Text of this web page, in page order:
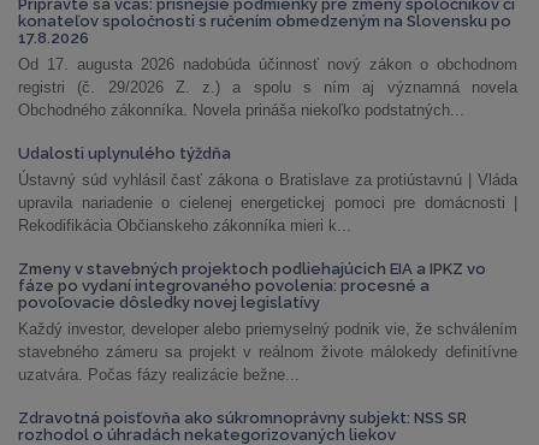
Pripravte sa včas: prísnejšie podmienky pre zmeny spoločníkov či
konateľov spoločnosti s ručením obmedzeným na Slovensku po
17.8.2026
Od 17. augusta 2026 nadobúda účinnosť nový zákon o obchodnom
registri (č. 29/2026 Z. z.) a spolu s ním aj významná novela
Obchodného zákonníka. Novela prináša niekoľko podstatných...
Udalosti uplynulého týždňa
Ústavný súd vyhlásil časť zákona o Bratislave za protiústavnú | Vláda
upravila nariadenie o cielenej energetickej pomoci pre domácnosti |
Rekodifikácia Občianskeho zákonníka mieri k...
Zmeny v stavebných projektoch podliehajúcich EIA a IPKZ vo
fáze po vydaní integrovaného povolenia: procesné a
povoľovacie dôsledky novej legislatívy
Každý investor, developer alebo priemyselný podnik vie, že schválením
stavebného zámeru sa projekt v reálnom živote málokedy definitívne
uzatvára. Počas fázy realizácie bežne...
Zdravotná poisťovňa ako súkromnoprávny subjekt: NSS SR
rozhodol o úhradách nekategorizovaných liekov